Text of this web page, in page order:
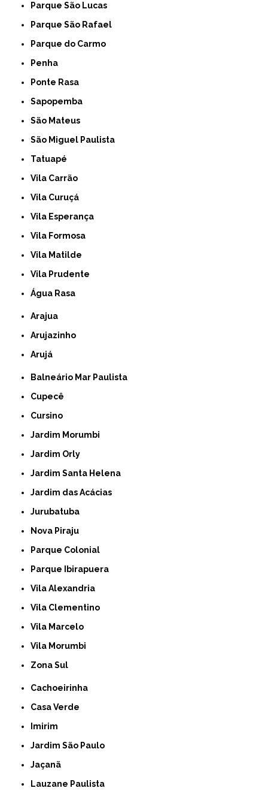
Parque São Lucas
Parque São Rafael
Parque do Carmo
Penha
Ponte Rasa
Sapopemba
São Mateus
São Miguel Paulista
Tatuapé
Vila Carrão
Vila Curuçá
Vila Esperança
Vila Formosa
Vila Matilde
Vila Prudente
Água Rasa
Arajua
Arujazinho
Arujá
Balneário Mar Paulista
Cupecê
Cursino
Jardim Morumbi
Jardim Orly
Jardim Santa Helena
Jardim das Acácias
Jurubatuba
Nova Piraju
Parque Colonial
Parque Ibirapuera
Vila Alexandria
Vila Clementino
Vila Marcelo
Vila Morumbi
Zona Sul
Cachoeirinha
Casa Verde
Imirim
Jardim São Paulo
Jaçanã
Lauzane Paulista